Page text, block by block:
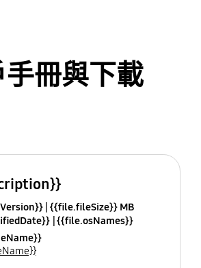
冊與下載
{{file.fileSize}} MB
{{file.osNames}}